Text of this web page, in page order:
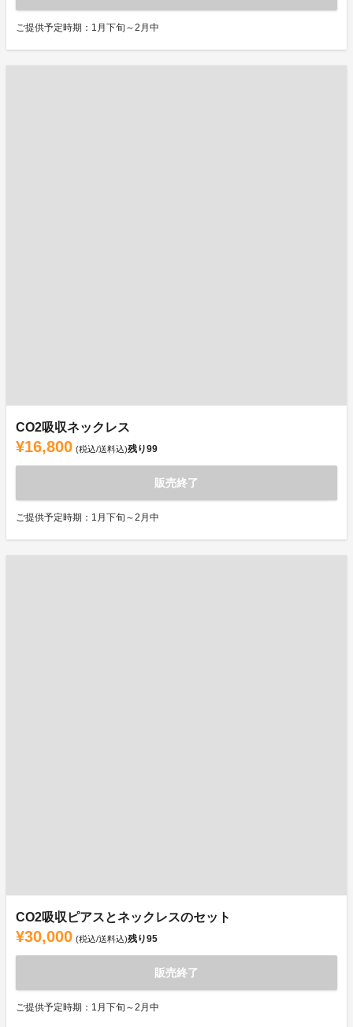
ご提供予定時期：1月下旬～2月中
CO2吸収ネックレス
¥16,800 (税込/送料込)残り99
販売終了
ご提供予定時期：1月下旬～2月中
CO2吸収ピアスとネックレスのセット
¥30,000 (税込/送料込)残り95
販売終了
ご提供予定時期：1月下旬～2月中